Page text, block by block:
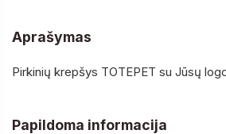
Aprašymas
Pirkinių krepšys TOTEPET su Jūsų
Papildoma informacija